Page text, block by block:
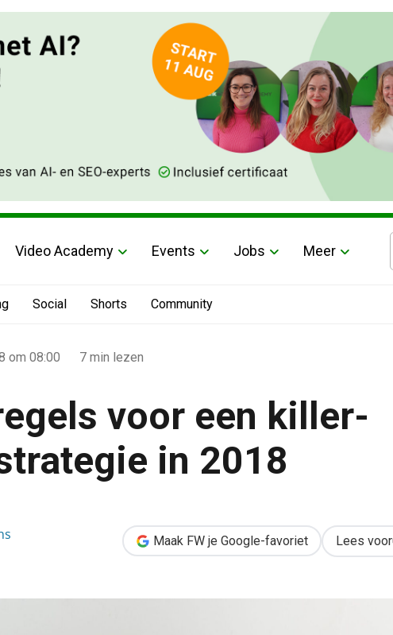
Video Academy Events Jobs Meer
Social Shorts Community
om 08:00 7 min lezen
voor een killer-
in 2018
Maak FW je Google-favoriet Lees voor